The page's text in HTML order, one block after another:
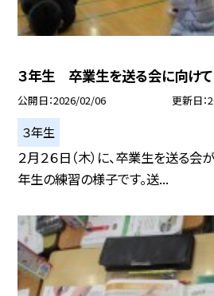
３年生 卒業生を送る会に向けて
公開日 2026/02/06 更新日
３年生
２月２６日（木）に、卒業生を送る会
年生の練習の様子です。送...